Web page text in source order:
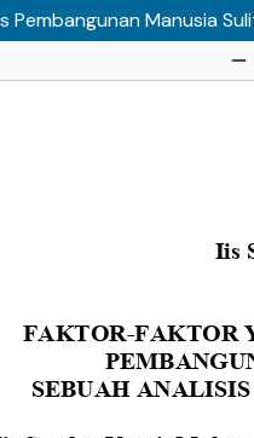
Manusia